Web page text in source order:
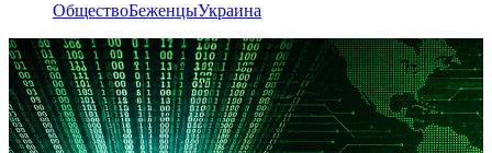
ОбществоБеженцыУкраина